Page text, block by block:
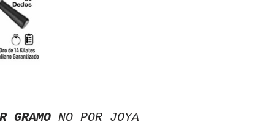
GRAMO NO POR JOYA